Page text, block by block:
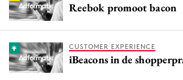
Reebok promoot bacon
CUSTOMER EXPERIENCE
iBeacons in de